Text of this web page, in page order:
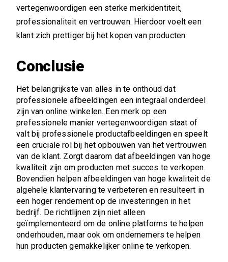
vertegenwoordigen een sterke merkidentiteit,
professionaliteit en vertrouwen. Hierdoor voelt een
klant zich prettiger bij het kopen van producten.
Conclusie
Het belangrijkste van alles in te onthoud dat
professionele afbeeldingen een integraal onderdeel
zijn van online winkelen. Een merk op een
prefessionele manier vertegenwoordigen staat of
valt bij professionele productafbeeldingen en speelt
een cruciale rol bij het opbouwen van het vertrouwen
van de klant. Zorgt daarom dat afbeeldingen van hoge
kwaliteit zijn om producten met succes te verkopen.
Bovendien helpen afbeeldingen van hoge kwaliteit de
algehele klantervaring te verbeteren en resulteert in
een hoger rendement op de investeringen in het
bedrijf. De richtlijnen zijn niet alleen
geïmplementeerd om de online platforms te helpen
onderhouden, maar ook om ondernemers te helpen
hun producten gemakkelijker online te verkopen.